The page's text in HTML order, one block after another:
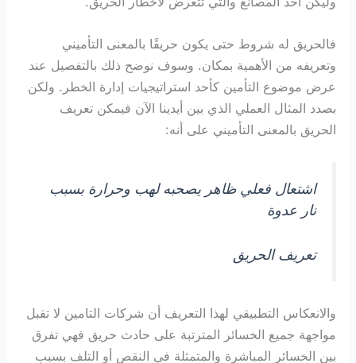
فالحريق له شروط حتى يكون حريقًا بالمعنى التأميني
وتعريفه من الأهمية بمكان. وسوف نوضح ذلك بالتفصيل عند
عرض موضوع التأمين كأحد استراتيجيات إدارة الخطر. ولكن
بصدد المثال العملي الذي بين أيدينا الآن فيمكن تعريف
الحريق بالمعنى التأميني على أنه:
اشتعال فعلي ظاهر يصحبه لهب وحرارة بسبب
نار عدوة
تعريف الحريق
والانعكاس التطبيقي لهذا التعريف أن شركات التامين لا تقبل
مواجهة جميع الخسائر المترتبة على حادث حريق فهي تفرق
بين الخسائر المباشرة والمتمثلة في النقص أو التلف بسبب